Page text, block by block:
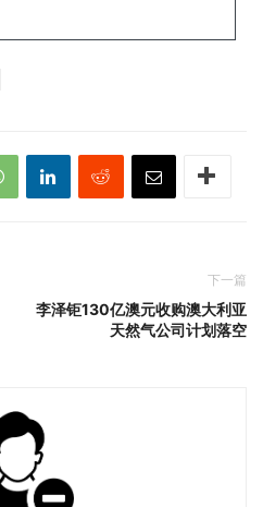
下一篇
李泽钜130亿澳元收购澳大利亚
天然气公司计划落空